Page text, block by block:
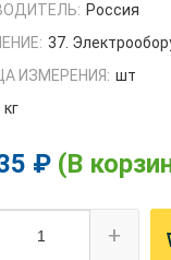
Россия
37.
ИЗМЕРЕНИЯ: шт
кг
₽ (В
+